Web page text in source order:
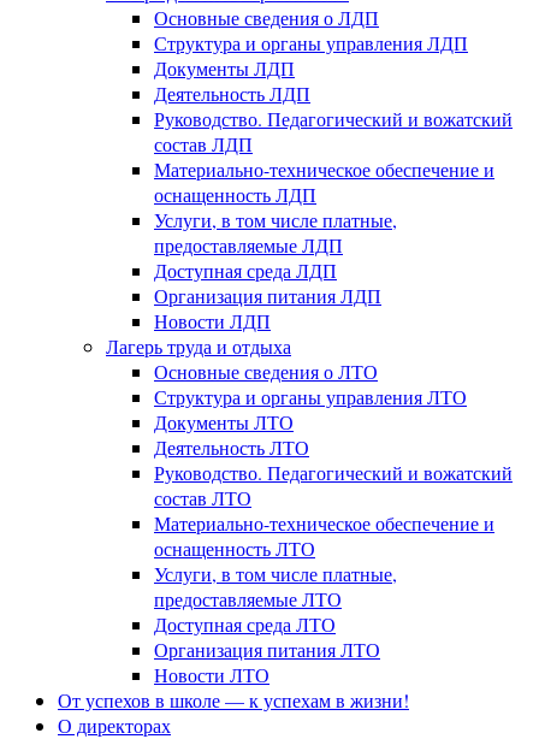
Основные сведения о ЛДП
Структура и органы управления ЛДП
Документы ЛДП
Деятельность ЛДП
Руководство. Педагогический и вожатский
состав ЛДП
Материально-техническое обеспечение и
оснащенность ЛДП
Услуги, в том числе платные,
предоставляемые ЛДП
Доступная среда ЛДП
Организация питания ЛДП
Новости ЛДП
Лагерь труда и отдыха
Основные сведения о ЛТО
Структура и органы управления ЛТО
Документы ЛТО
Деятельность ЛТО
Руководство. Педагогический и вожатский
состав ЛТО
Материально-техническое обеспечение и
оснащенность ЛТО
Услуги, в том числе платные,
предоставляемые ЛТО
Доступная среда ЛТО
Организация питания ЛТО
Новости ЛТО
От успехов в школе — к успехам в жизни!
О директорах